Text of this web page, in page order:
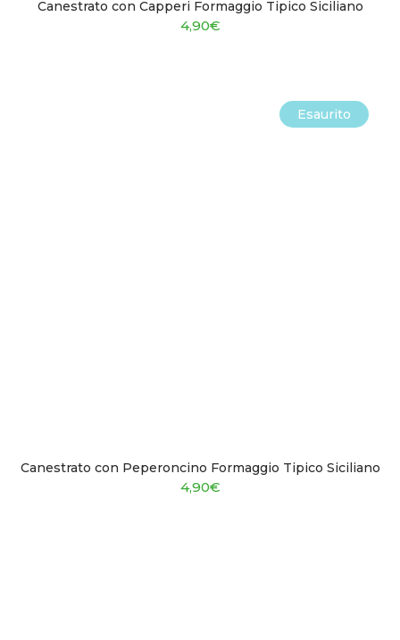
Canestrato con Capperi Formaggio Tipico Siciliano
4,90€
Esaurito
Canestrato con Peperoncino Formaggio Tipico Siciliano
4,90€